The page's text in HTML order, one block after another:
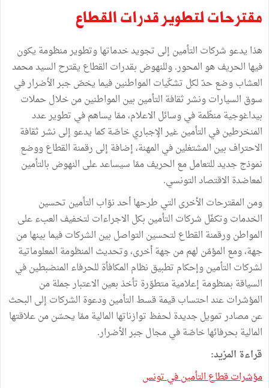
مقترحات لتطوير قدرات القطاع
هذا يدعو شركات التأمين إلى تجويد خدماتها وتطوير منظومة يكون
فيها الحريف هو المحور. وللنهوض بقدرات القطاع يقترح السيد محمد
العشاب وضع حدّ لكل تشكّيات المواطنين فيما يخصّ جبر الأضرار في
سوق السيارات ونشر ثقافة التأمين بين المواطنين من خلال حملات
بيداغوجية منظّمة في وسائل الاعلام، ممّا يساهم في تطوير عدد
المنخرطين في التأمين غير الإجباري خاصّة كما يدعو إلى نشر ثقافة
الاحتراف بين المشتغلين في المهنة، إضافة إلى رقمنة القطاع ووضع
نموذج جديد للتعامل مع الحريف ممّا سيساعد على النهوض بالتأمين
لمعاضدة الاقتصاد التونسي.
ومن المقترحات الأخرى التي طرحها أحد نوّاب التأمين تحسين
الخدمات وتكفّل شركات التأمين بكل الاجراءات لتخفيف العبء على
المواطن ورقمنة القطاع لتحسين التواصل بين الشركات فيما بينها من
جهة، ومع المؤمّن لهم من جهة أخرى، وتحديث المنظومة المعلوماتية
لشركات التأمين وإحكام تطبيق نظام المكافأة للحرفاء المنضبطين في
السياقة بمنظومة إعلامية متطوّرة تأخذ بعين الاعتبار جملة من
المؤشرات عند احتساب قيمة قسط التأمين ودعوة الشركات إلى البحث
عن مصادر تمويل جديدة لحفظ توازناتها المالية ممّا يحسّن من علاقتها
المالية بحرفائها خاصّة في مجال جبر الأضرار.
قراءة المزيد:
مؤشرات قطاع التأمين في تونس